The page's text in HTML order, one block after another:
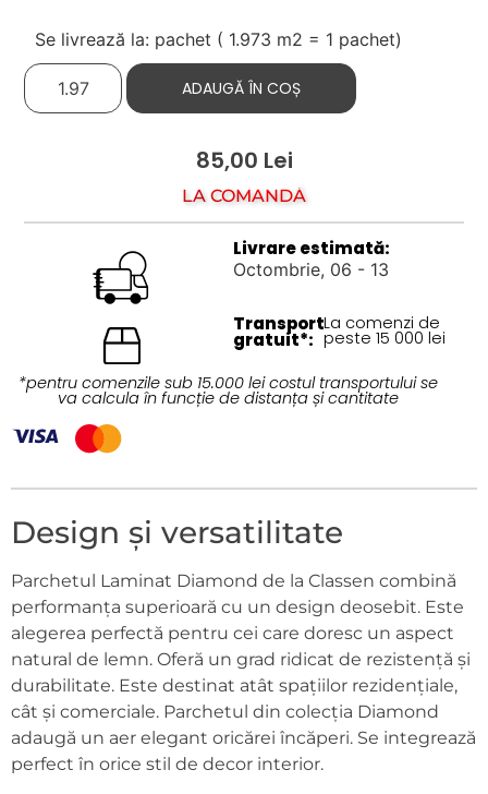
Se livrează la: pachet ( 1.973 m2 = 1 pachet)
ADAUGĂ ÎN COȘ
85,00 Lei
LA COMANDĂ
Livrare estimată:
Octombrie, 06 - 13
Transport
gratuit*:
La comenzi de
peste 15 000 lei
*pentru comenzile sub 15.000 lei costul transportului se
va calcula în funcție de distanța și cantitate
Design și versatilitate
Parchetul Laminat Diamond de la Classen combină
performanța superioară cu un design deosebit. Este
alegerea perfectă pentru cei care doresc un aspect
natural de lemn. Oferă un grad ridicat de rezistență și
durabilitate. Este destinat atât spațiilor rezidențiale,
cât și comerciale. Parchetul din colecția Diamond
adaugă un aer elegant oricărei încăperi. Se integrează
perfect în orice stil de decor interior.